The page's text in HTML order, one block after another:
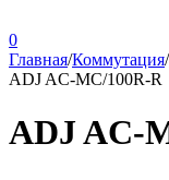
0
Главная/Коммутация/
ADJ AC-MC/100R-R
ADJ AC-